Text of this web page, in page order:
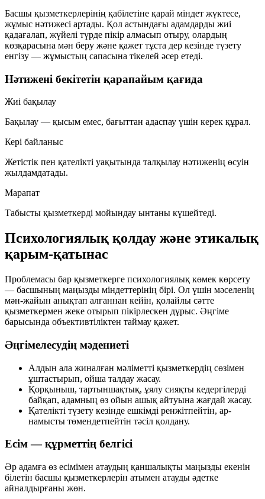
Басшы қызметкерлерінің қабілетіне қарай міндет жүктесе,
жұмыс нәтижесі артады. Қол астындағы адамдарды жиі
қадағалап, жүйелі түрде пікір алмасып отыру, олардың
көзқарасына мән беру және қажет тұста дер кезінде түзету
енгізу — жұмыстың сапасына тікелей әсер етеді.
Нәтижені бекітетін қарапайым қағида
Жиі бақылау
Бақылау — қысым емес, бағыттан адаспау үшін керек құрал.
Кері байланыс
Жетістік пен қателікті уақытында талқылау нәтиженің өсуін
жылдамдатады.
Марапат
Табысты қызметкерді мойындау ынтаны күшейтеді.
Психологиялық қолдау және этикалық
қарым-қатынас
Проблемасы бар қызметкерге психологиялық көмек көрсету
— басшының маңызды міндеттерінің бірі. Ол үшін мәселенің
мән-жайын анықтап алғаннан кейін, қолайлы сәтте
қызметкермен жеке отырып пікірлескен дұрыс. Әңгіме
барысында объективтіліктен таймау қажет.
Әңгімелесудің мәдениеті
Алдын ала жиналған мәліметті қызметкердің сөзімен
ұштастырып, ойша талдау жасау.
Қорқыныш, тартыншақтық, ұялу сияқты кедергілерді
байқап, адамның өз ойын ашық айтуына жағдай жасау.
Қателікті түзету кезінде ешкімді ренжітпейтін, ар-
намысты төмендетпейтін тәсіл қолдану.
Есім — құрметтің белгісі
Әр адамға өз есімімен атаудың қаншалықты маңызды екенін
білетін басшы қызметкерлерін атымен атауды әдетке
айналдырғаны жөн.